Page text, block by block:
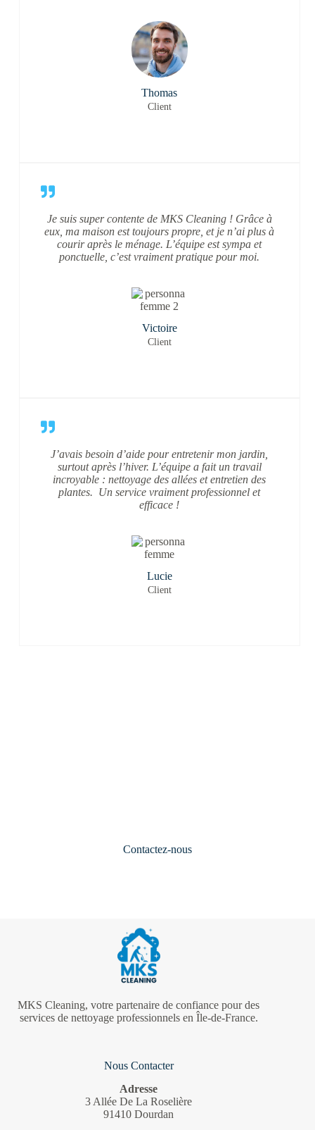
Thomas
Client
Je suis super contente de MKS Cleaning ! Grâce à
eux, ma maison est toujours propre, et je n’ai plus à
courir après le ménage. L’équipe est sympa et
ponctuelle, c’est vraiment pratique pour moi.
Victoire
Client
J’avais besoin d’aide pour entretenir mon jardin,
surtout après l’hiver. L’équipe a fait un travail
incroyable : nettoyage des allées et entretien des
plantes. Un service vraiment professionnel et
efficace !
Lucie
Client
Contactez-nous
MKS Cleaning, votre partenaire de confiance pour des
services de nettoyage professionnels en Île-de-France.
Nous Contacter
Adresse
3 Allée De La Roselière
91410 Dourdan